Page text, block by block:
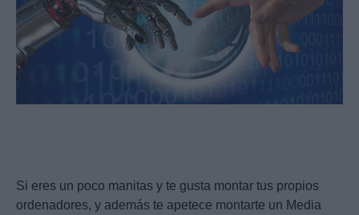
Si eres un poco manitas y te gusta montar tus propios
ordenadores, y además te apetece montarte un Media